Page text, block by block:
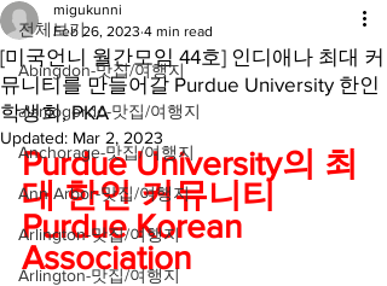
전체보기
Abingdon-맛집/여행지
alamogordo-맛집/여행지
Anchorage-맛집/여행지
Ann Arbor-맛집/여행지
Arlington-맛집/여행지
Arlington-맛집/여행지
[미국언니 월간모임 44호] 인디애나 최대 커
뮤니티를 만들어갈 Purdue University 한인
학생회, PKA
migukunni
Feb 26, 2023 4 min read
Updated: Mar 2, 2023
Purdue University의 최
대 한인 커뮤니티
Purdue Korean
Association